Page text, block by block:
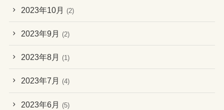
2023年10月 (2)
2023年9月 (2)
2023年8月 (1)
2023年7月 (4)
2023年6月 (5)